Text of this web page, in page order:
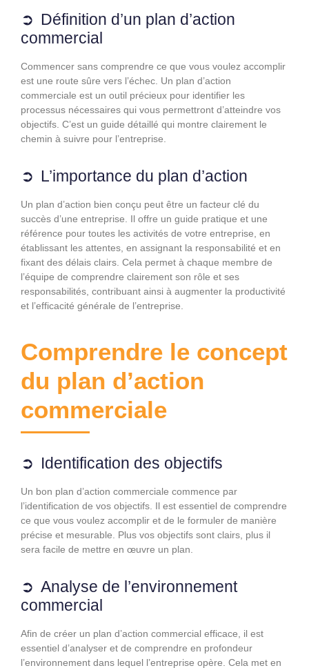
Définition d’un plan d’action
commercial
Commencer sans comprendre ce que vous voulez accomplir
est une route sûre vers l’échec. Un plan d’action
commerciale est un outil précieux pour identifier les
processus nécessaires qui vous permettront d’atteindre vos
objectifs. C’est un guide détaillé qui montre clairement le
chemin à suivre pour l’entreprise.
L’importance du plan d’action
Un plan d’action bien conçu peut être un facteur clé du
succès d’une entreprise. Il offre un guide pratique et une
référence pour toutes les activités de votre entreprise, en
établissant les attentes, en assignant la responsabilité et en
fixant des délais clairs. Cela permet à chaque membre de
l’équipe de comprendre clairement son rôle et ses
responsabilités, contribuant ainsi à augmenter la productivité
et l’efficacité générale de l’entreprise.
Comprendre le concept
du plan d’action
commerciale
Identification des objectifs
Un bon plan d’action commerciale commence par
l’identification de vos objectifs. Il est essentiel de comprendre
ce que vous voulez accomplir et de le formuler de manière
précise et mesurable. Plus vos objectifs sont clairs, plus il
sera facile de mettre en œuvre un plan.
Analyse de l’environnement
commercial
Afin de créer un plan d’action commercial efficace, il est
essentiel d’analyser et de comprendre en profondeur
l’environnement dans lequel l’entreprise opère. Cela met en